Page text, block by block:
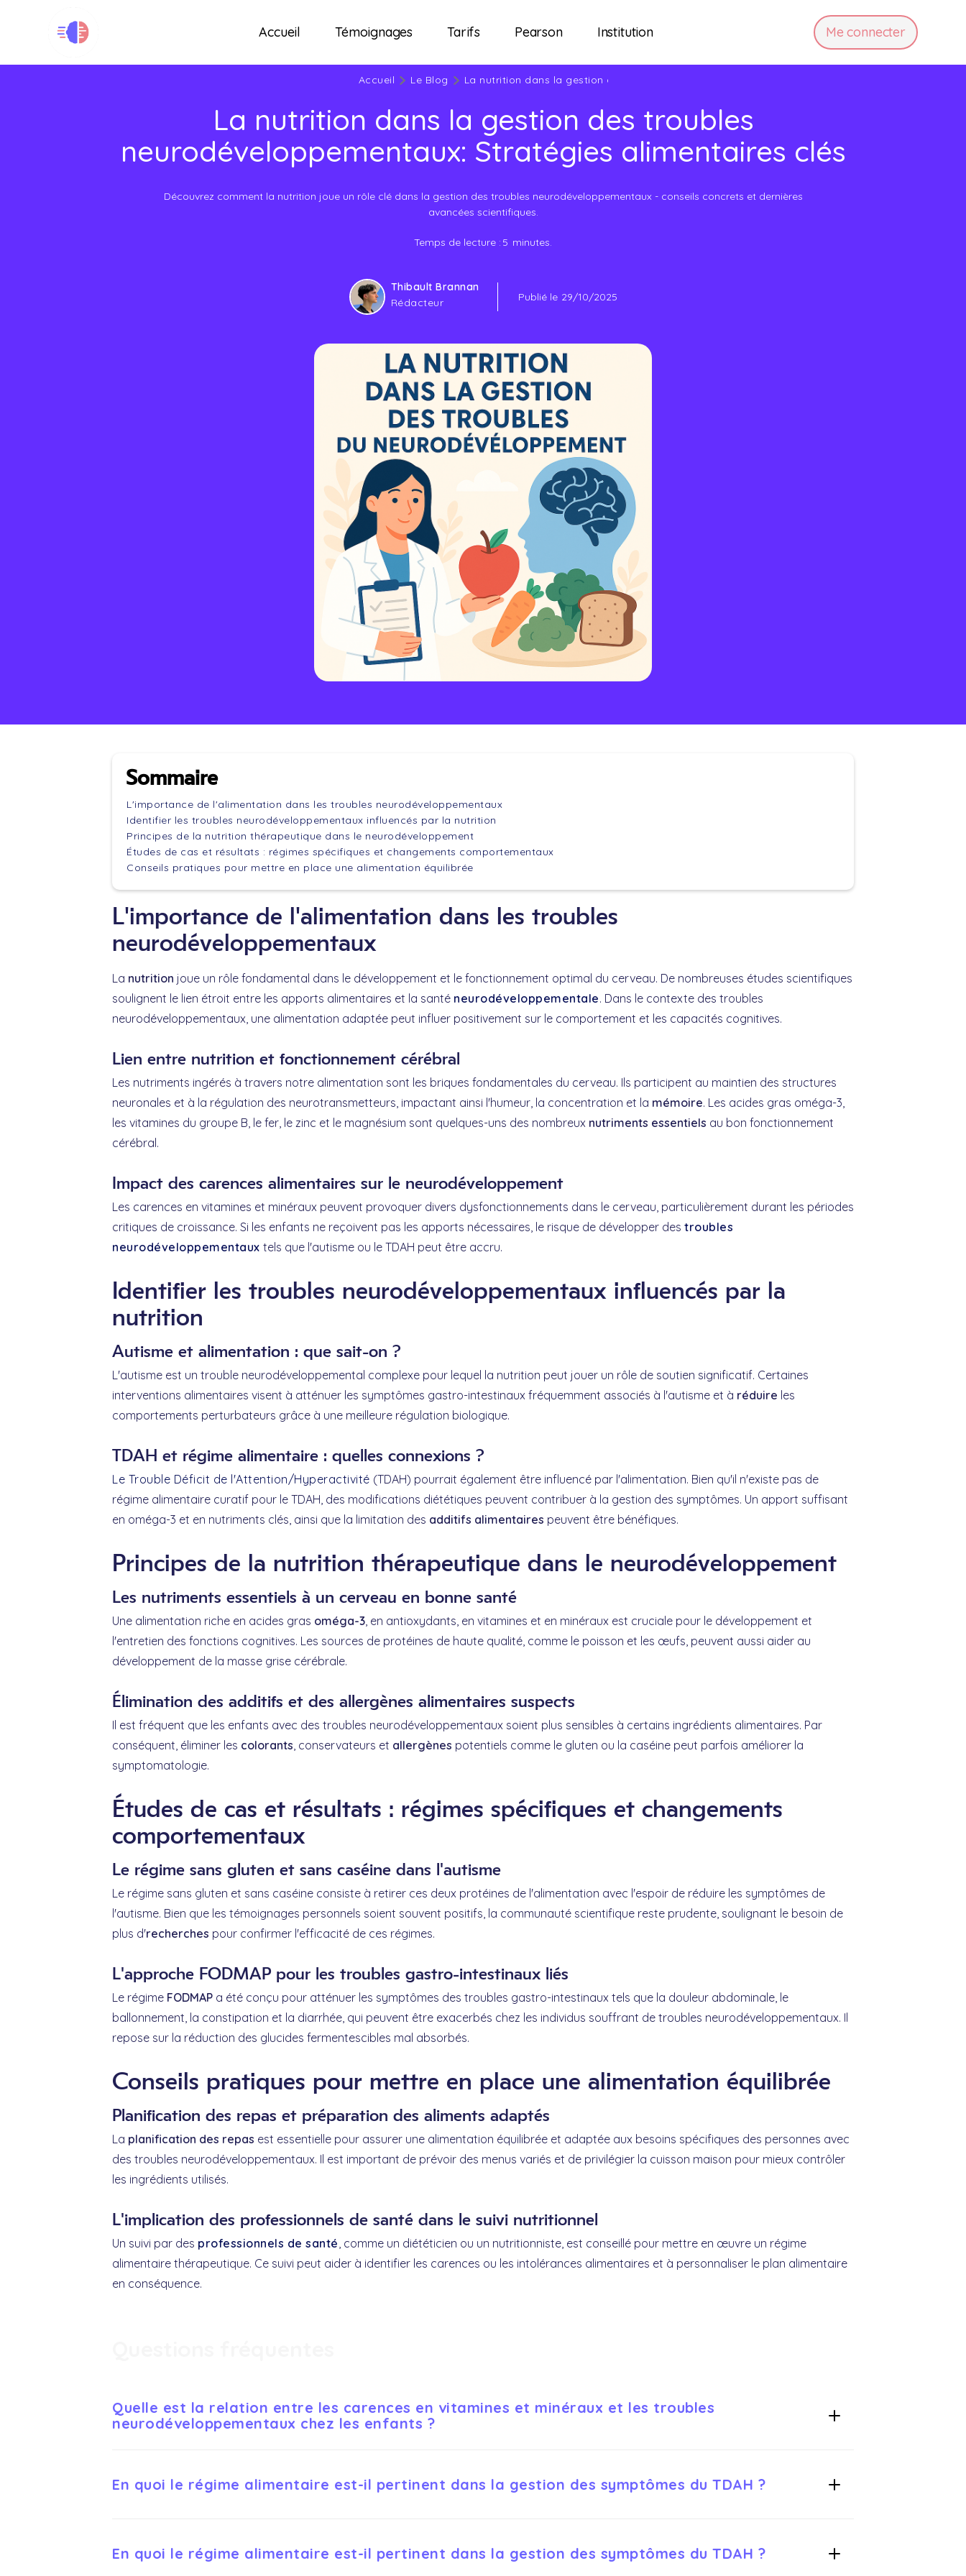
Accueil Témoignages Tarifs Pearson Institution Me connecter
Accueil Le Blog La nutrition dans la gestion des troubles neurodéveloppementaux
La nutrition dans la gestion des troubles
neurodéveloppementaux: Stratégies alimentaires clés
Découvrez comment la nutrition joue un rôle clé dans la gestion des troubles neurodéveloppementaux - conseils concrets et dernières
avancées scientifiques.
Temps de lecture : 5 minutes.
Thibault Brannan
Rédacteur
Publié le 29/10/2025
Sommaire
L'importance de l'alimentation dans les troubles neurodéveloppementaux
Identifier les troubles neurodéveloppementaux influencés par la nutrition
Principes de la nutrition thérapeutique dans le neurodéveloppement
Études de cas et résultats : régimes spécifiques et changements comportementaux
Conseils pratiques pour mettre en place une alimentation équilibrée
L'importance de l'alimentation dans les troubles
neurodéveloppementaux
La nutrition joue un rôle fondamental dans le développement et le fonctionnement optimal du cerveau. De nombreuses études scientifiques
soulignent le lien étroit entre les apports alimentaires et la santé neurodéveloppementale. Dans le contexte des troubles
neurodéveloppementaux, une alimentation adaptée peut influer positivement sur le comportement et les capacités cognitives.
Lien entre nutrition et fonctionnement cérébral
Les nutriments ingérés à travers notre alimentation sont les briques fondamentales du cerveau. Ils participent au maintien des structures
neuronales et à la régulation des neurotransmetteurs, impactant ainsi l'humeur, la concentration et la mémoire. Les acides gras oméga-3,
les vitamines du groupe B, le fer, le zinc et le magnésium sont quelques-uns des nombreux nutriments essentiels au bon fonctionnement
cérébral.
Impact des carences alimentaires sur le neurodéveloppement
Les carences en vitamines et minéraux peuvent provoquer divers dysfonctionnements dans le cerveau, particulièrement durant les périodes
critiques de croissance. Si les enfants ne reçoivent pas les apports nécessaires, le risque de développer des troubles
neurodéveloppementaux tels que l'autisme ou le TDAH peut être accru.
Identifier les troubles neurodéveloppementaux influencés par la
nutrition
Autisme et alimentation : que sait-on ?
L'autisme est un trouble neurodéveloppemental complexe pour lequel la nutrition peut jouer un rôle de soutien significatif. Certaines
interventions alimentaires visent à atténuer les symptômes gastro-intestinaux fréquemment associés à l'autisme et à réduire les
comportements perturbateurs grâce à une meilleure régulation biologique.
TDAH et régime alimentaire : quelles connexions ?
Le Trouble Déficit de l'Attention/Hyperactivité (TDAH) pourrait également être influencé par l'alimentation. Bien qu'il n'existe pas de
régime alimentaire curatif pour le TDAH, des modifications diététiques peuvent contribuer à la gestion des symptômes. Un apport suffisant
en oméga-3 et en nutriments clés, ainsi que la limitation des additifs alimentaires peuvent être bénéfiques.
Principes de la nutrition thérapeutique dans le neurodéveloppement
Les nutriments essentiels à un cerveau en bonne santé
Une alimentation riche en acides gras oméga-3, en antioxydants, en vitamines et en minéraux est cruciale pour le développement et
l'entretien des fonctions cognitives. Les sources de protéines de haute qualité, comme le poisson et les œufs, peuvent aussi aider au
développement de la masse grise cérébrale.
Élimination des additifs et des allergènes alimentaires suspects
Il est fréquent que les enfants avec des troubles neurodéveloppementaux soient plus sensibles à certains ingrédients alimentaires. Par
conséquent, éliminer les colorants, conservateurs et allergènes potentiels comme le gluten ou la caséine peut parfois améliorer la
symptomatologie.
Études de cas et résultats : régimes spécifiques et changements
comportementaux
Le régime sans gluten et sans caséine dans l'autisme
Le régime sans gluten et sans caséine consiste à retirer ces deux protéines de l'alimentation avec l'espoir de réduire les symptômes de
l'autisme. Bien que les témoignages personnels soient souvent positifs, la communauté scientifique reste prudente, soulignant le besoin de
plus d'recherches pour confirmer l'efficacité de ces régimes.
L'approche FODMAP pour les troubles gastro-intestinaux liés
Le régime FODMAP a été conçu pour atténuer les symptômes des troubles gastro-intestinaux tels que la douleur abdominale, le
ballonnement, la constipation et la diarrhée, qui peuvent être exacerbés chez les individus souffrant de troubles neurodéveloppementaux. Il
repose sur la réduction des glucides fermentescibles mal absorbés.
Conseils pratiques pour mettre en place une alimentation équilibrée
Planification des repas et préparation des aliments adaptés
La planification des repas est essentielle pour assurer une alimentation équilibrée et adaptée aux besoins spécifiques des personnes avec
des troubles neurodéveloppementaux. Il est important de prévoir des menus variés et de privilégier la cuisson maison pour mieux contrôler
les ingrédients utilisés.
L'implication des professionnels de santé dans le suivi nutritionnel
Un suivi par des professionnels de santé, comme un diététicien ou un nutritionniste, est conseillé pour mettre en œuvre un régime
alimentaire thérapeutique. Ce suivi peut aider à identifier les carences ou les intolérances alimentaires et à personnaliser le plan alimentaire
en conséquence.
Quelle est la relation entre les carences en vitamines et minéraux et les troubles
neurodéveloppementaux chez les enfants ?
neurodéveloppementaux comme l'autisme ou le TDAH, surtout pendant les phases critiques de croissance des enfants.
En quoi le régime alimentaire est-il pertinent dans la gestion des symptômes du TDAH ?
réduction des additifs alimentaires, peut aider à atténuer les symptômes et à améliorer la gestion du trouble.
En quoi le régime alimentaire est-il pertinent dans la gestion des symptômes du TDAH ?